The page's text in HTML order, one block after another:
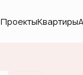
ПроектыКвартиры